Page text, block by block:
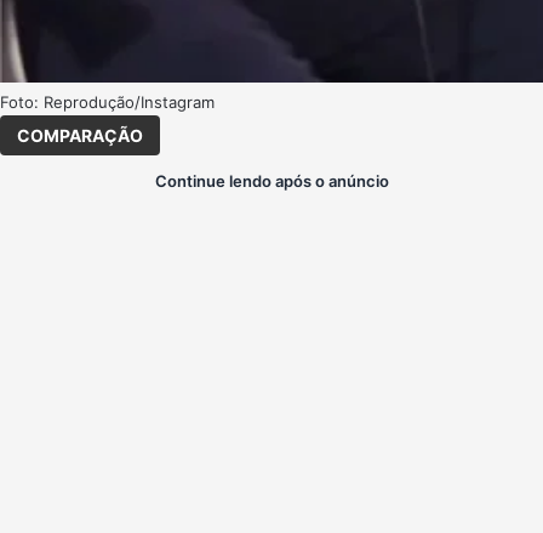
Foto: Reprodução/Instagram
COMPARAÇÃO
Continue lendo após o anúncio